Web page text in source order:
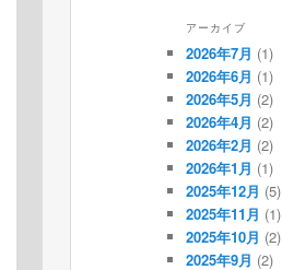
アーカイブ
2026年7月 (1)
2026年6月 (1)
2026年5月 (2)
2026年4月 (2)
2026年2月 (2)
2026年1月 (1)
2025年12月 (5)
2025年11月 (1)
2025年10月 (2)
2025年9月 (2)